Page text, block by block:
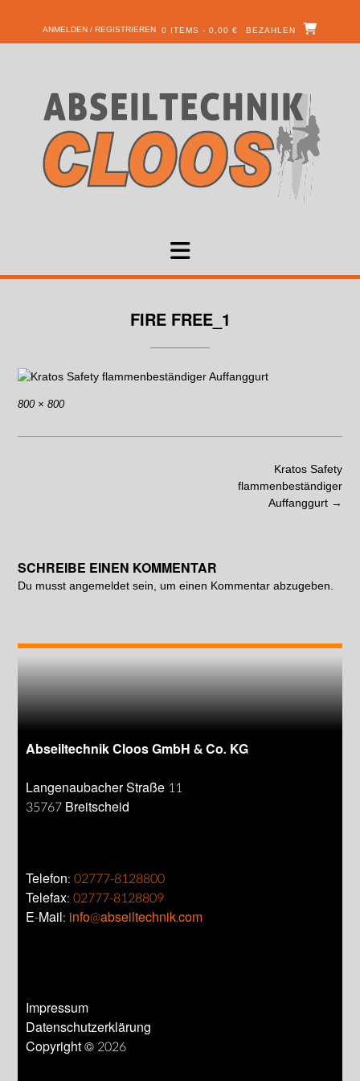
ANMELDEN / REGISTRIEREN 0 ITEMS - 0,00 € BEZAHLEN
FIRE FREE_1
800 × 800
Kratos Safety
flammenbeständiger
Auffanggurt →
SCHREIBE EINEN KOMMENTAR
Du musst angemeldet sein, um einen Kommentar abzugeben.
Abseiltechnik Cloos GmbH & Co. KG
Langenaubacher Straße 11
35767 Breitscheid
Telefon:02777-8128800
Telefax:02777-8128809
E-Mail: info@abseiltechnik.com
Impressum
Datenschutzerklärung
Copyright © 2026